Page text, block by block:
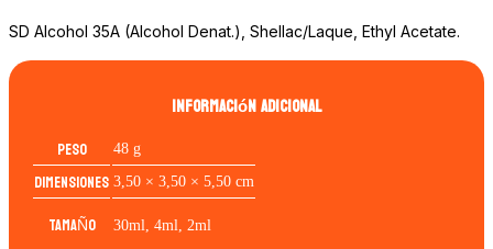
SD Alcohol 35A (Alcohol Denat.), Shellac/Laque, Ethyl Acetate.
Información adicional
Peso 48 g
Dimensiones 3,50 × 3,50 × 5,50 cm
TAMAÑO 30ml, 4ml, 2ml